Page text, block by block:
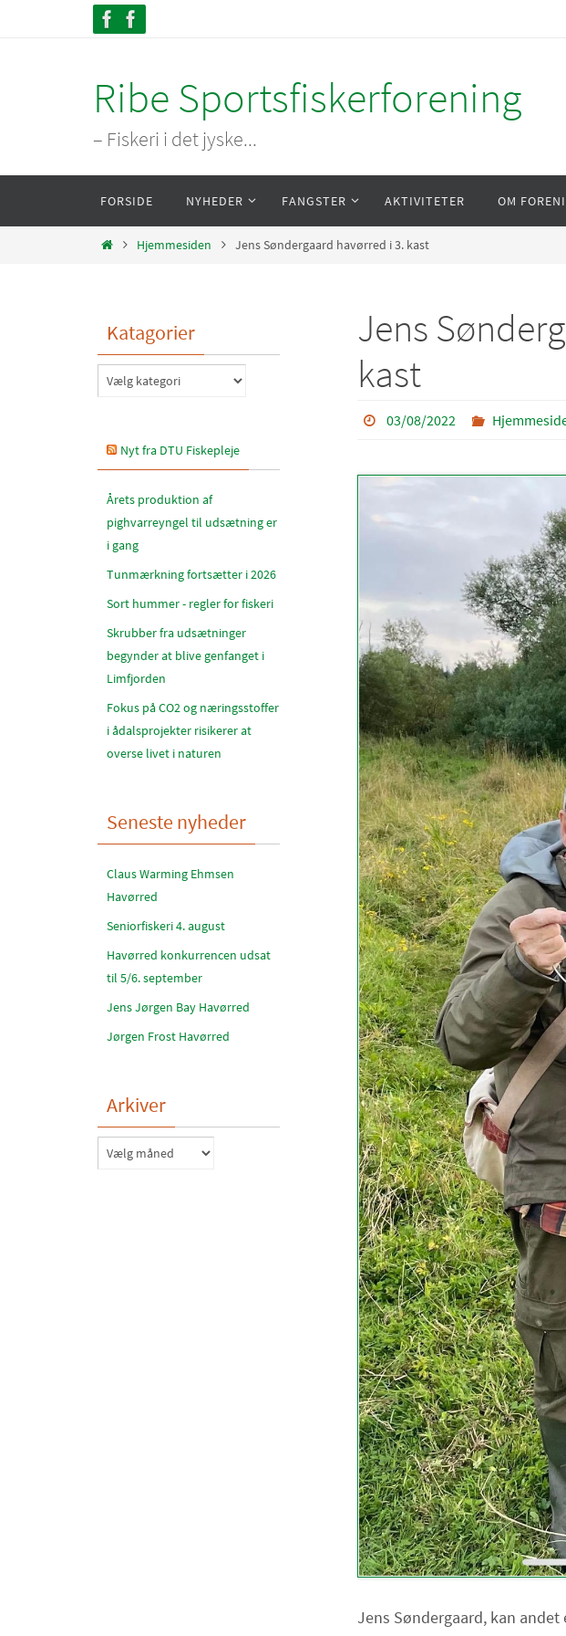
Ribe Sportsfiskerforening
– Fiskeri i det jyske...
content
FORSIDE NYHEDER FANGSTER AKTIVITETER OM
HomeHjemmesiden Jens Søndergaard havørred i 3. kast
Jens
kast
03/08/2022
Jens Søndergaard, kan
Katagorier
Katagorier
Nyt fra DTU Fiskepleje
Årets produktion af
pighvarreyngel til udsætning er
i gang
Tunmærkning fortsætter i 2026
Sort hummer - regler for fiskeri
Skrubber fra udsætninger
begynder at blive genfanget i
Limfjorden
Fokus på CO2 og næringsstoffer
i ådalsprojekter risikerer at
overse livet i naturen
Seneste nyheder
Claus Warming Ehmsen
Havørred
Seniorfiskeri 4. august
Havørred konkurrencen udsat
til 5/6. september
Jens Jørgen Bay Havørred
Jørgen Frost Havørred
Arkiver
Arkiver